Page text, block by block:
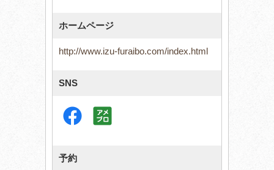
ホームページ
http://www.izu-furaibo.com/index.html
SNS
予約